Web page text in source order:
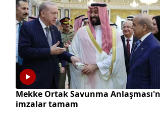
Mekke Ortak Savunma
imzalar tamam